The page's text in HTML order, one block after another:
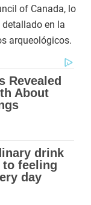
of Canada, lo
en la
arqueológicos.